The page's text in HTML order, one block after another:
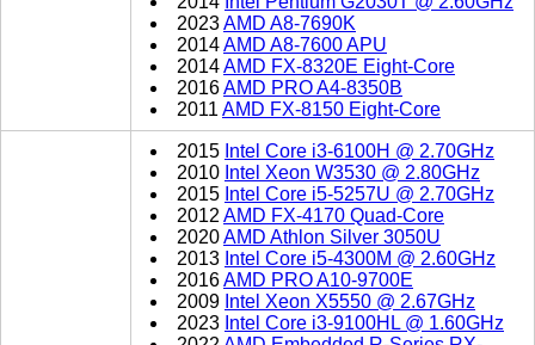
2023AMD A8-7690K
2014AMD A8-7600 APU
2014AMD FX-8320E Eight-Core
2016AMD PRO A4-8350B
2011AMD FX-8150 Eight-Core
2015 Intel Core i3-6100H @ 2.70GHz
2010 Intel Xeon W3530 @ 2.80GHz
2015 Intel Core i5-5257U @ 2.70GHz
2012AMD FX-4170 Quad-Core
2020AMD Athlon Silver 3050U
2013 Intel Core i5-4300M @ 2.60GHz
2016AMD PRO A10-9700E
2009 Intel Xeon X5550 @ 2.67GHz
2023 Intel Core i3-9100HL @ 1.60GHz